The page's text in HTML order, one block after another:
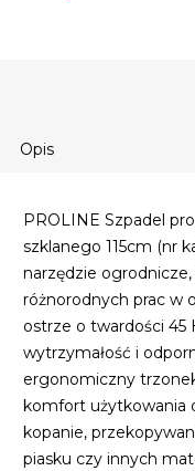
Opis
PROLINE Szpadel
szklanego 115cm (nr
narzędzie
różnorodnych prac w
ostrze o twardości 45
wytrzymałość i
ergonomiczny
komfort użytkowania
kopanie,
piasku czy innych